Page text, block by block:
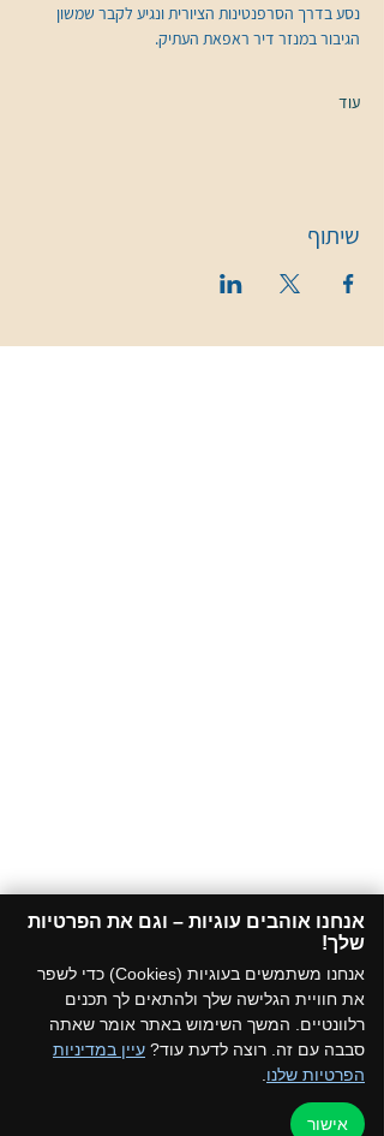
נסע בדרך הסרפנטינות הציורית ונגיע לקבר שמשון
הגיבור במנזר דיר ראפאת העתיק.
עוד
שיתוף
אנחנו אוהבים עוגיות – וגם את הפרטיות
שלך!​
אנחנו משתמשים בעוגיות (Cookies) כדי לשפר
את חוויית הגלישה שלך ולהתאים לך תכנים
רלוונטיים. המשך השימוש באתר אומר שאתה
סבבה עם זה. רוצה לדעת עוד? עיין במדיניות
הפרטיות שלנו
אישור